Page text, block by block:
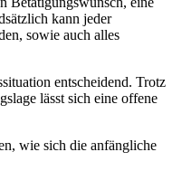
kann jeder
sowie auch alles
entscheidend. Trotz
lässt sich eine offene
wie sich die anfängliche